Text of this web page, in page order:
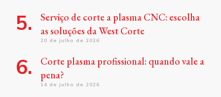
Serviço de corte a plasma CNC: escolha
as soluções da West Corte
20 de julho de 2026
Corte plasma profissional: quando vale a
pena?
14 de julho de 2026